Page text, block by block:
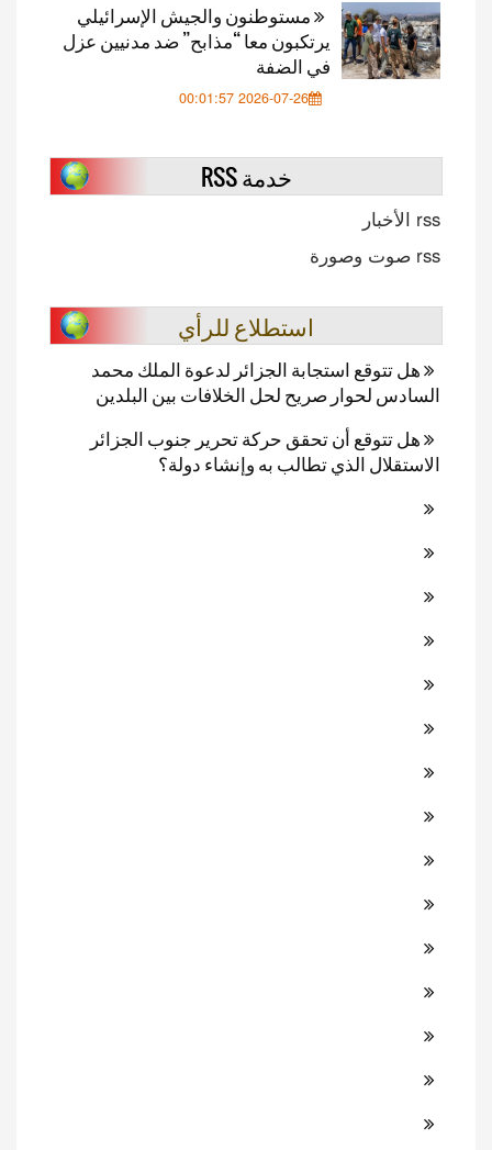
مستوطنون والجيش الإسرائيلي
يرتكبون معا “مذابح” ضد مدنيين عزل
في الضفة
2026-07-26 00:01:57
خدمة RSS
rss الأخبار
rss صوت وصورة
استطلاع للرأي
هل تتوقع استجابة الجزائر لدعوة الملك محمد
السادس لحوار صريح لحل الخلافات بين البلدين
هل تتوقع أن تحقق حركة تحرير جنوب الجزائر
الاستقلال الذي تطالب به وإنشاء دولة؟